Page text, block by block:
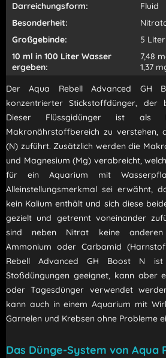
Darreichungsform:
Fluid
Besonderheit:
Großgebinde:
5 Liter
10 ml in 100 Liter Wasser
ergeben:
7,48
1,37
Der Aqua Rebell Advanced
konzentrierter Stickstoffdünger, der
Dieser Flüssgidünger ist als
Makronährstoffbereich zu verstehen,
(N) zuführt. Zusätzlich werden die
und Magnesium (Mg) verabreicht,
für ein Aquarium mit
Alleinstellungsmerkmal sei erwähnt,
kein Kalium enthält und sich diese
gezielt und getrennt voneinander
sind neben Nitrat keine anderen
Ammonium oder Carbamid
Rebell Advanced GH Boost N
Stoßdüngungen geeignet, kann aber
oder Tagesdünger verwendet
kann auch in einem Aquarium mit
Garnelen und Krebsen ohne Probleme
Das Dünge-System von Aqua